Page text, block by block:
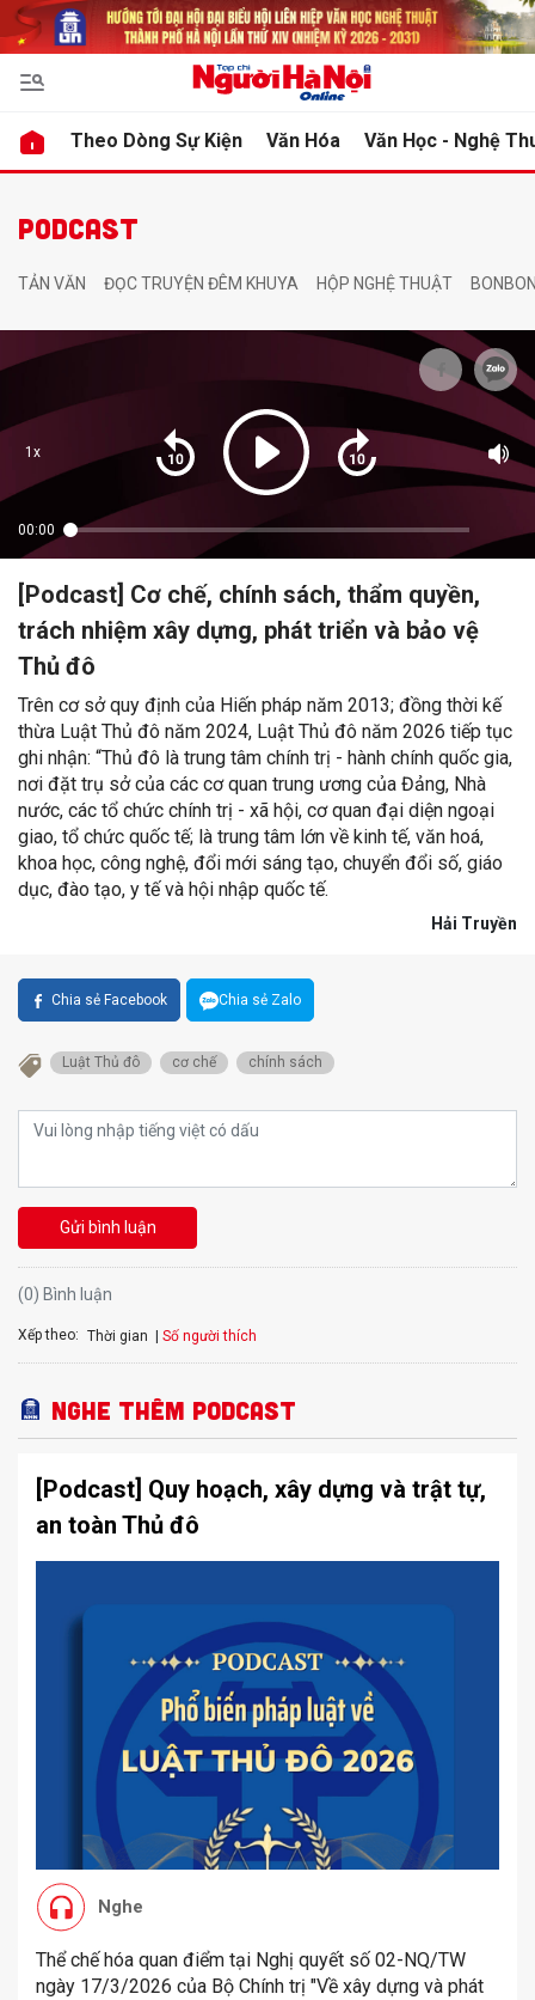
Theo Dòng Sự Kiện Văn Hóa Văn Học - Nghệ
PODCAST
TẢN VĂN ĐỌC TRUYỆN ĐÊM KHUYA HỘP NGHỆ THUẬT
1x
00:00
[Podcast] Cơ chế, chính sách, thẩm quyền,
trách nhiệm xây dựng, phát triển và bảo vệ
Thủ đô
Trên cơ sở quy định của Hiến pháp năm 2013; đồng thời kế
thừa Luật Thủ đô năm 2024, Luật Thủ đô năm 2026 tiếp tục
ghi nhận: “Thủ đô là trung tâm chính trị - hành chính quốc gia,
nơi đặt trụ sở của các cơ quan trung ương của Đảng, Nhà
nước, các tổ chức chính trị - xã hội, cơ quan đại diện ngoại
giao, tổ chức quốc tế; là trung tâm lớn về kinh tế, văn hoá,
khoa học, công nghệ, đổi mới sáng tạo, chuyển đổi số, giáo
dục, đào tạo, y tế và hội nhập quốc tế.
Hải Truyền
Chia sẻ Facebook Chia sẻ Zalo
Luật Thủ đô cơ chế chính sách
Gửi bình luận
(0) Bình luận
Xếp theo: Thời gian Số người thích
Nghe thêm Podcast
[Podcast] Quy hoạch, xây dựng và trật tự,
an toàn Thủ đô
Nghe
Thể chế hóa quan điểm tại Nghị quyết số 02-NQ/TW
ngày 17/3/2026 của Bộ Chính trị "Về xây dựng và phát
luận
Hủy
luận
Hủy